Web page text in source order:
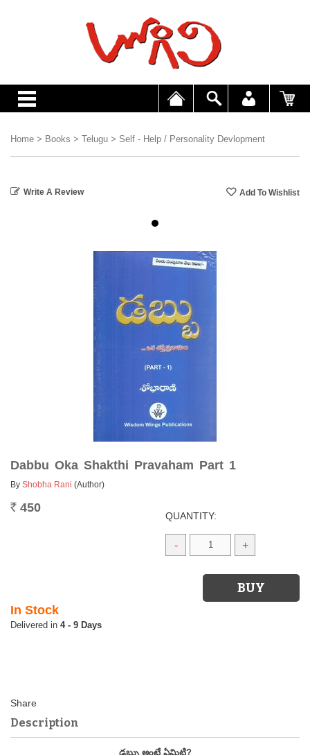
Home > Books > Telugu > Self - Help / Personality Devlopment
Write A Review
Dabbu Oka Shakthi Pravaham Part 1
By Shobha Rani (Author)
Rs. 450
QUANTITY:
- +
In Stock
4 - 9 Days
Description
డబ్బు అంటే ఏమిటి?